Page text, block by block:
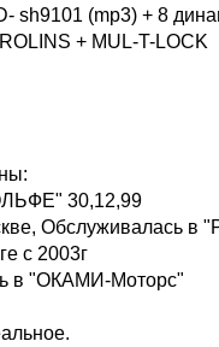
sh9101 (mp3) + 8
+ MUL-T-LOCK
30,12,99
Обслуживалась в
с 2003г
в "ОКАМИ-Моторс"